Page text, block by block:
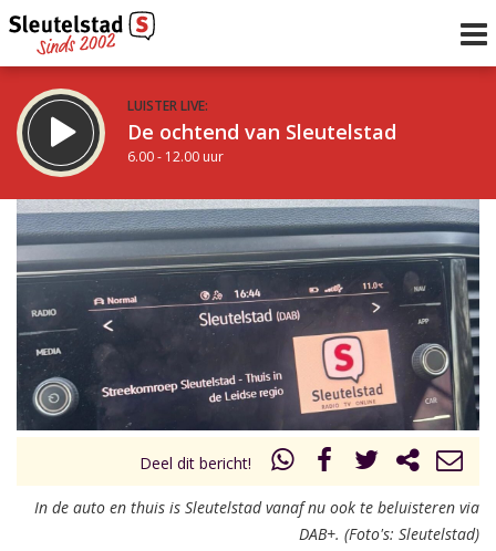
LUISTER LIVE:
De ochtend van Sleutelstad
6.00 - 12.00 uur
STRAKS:
De middag van Sleutelstad
12.00 - 19.00 uur
Vorig uur
uur 1 van 0 Volgend uur
Deel dit bericht!
In de auto en thuis is Sleutelstad vanaf nu ook te beluisteren via
DAB+. (Foto's: Sleutelstad)